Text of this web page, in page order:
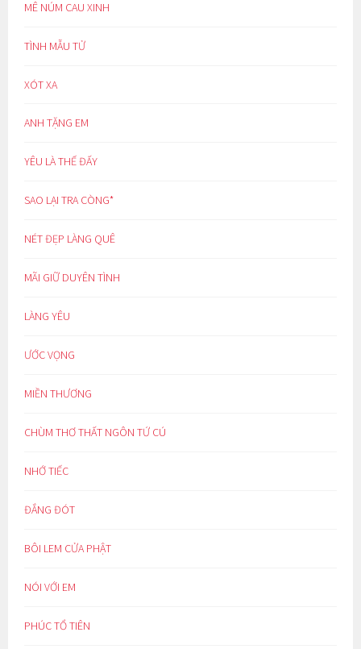
MÊ NÚM CAU XINH
TÌNH MẪU TỬ
XÓT XA
ANH TẶNG EM
YÊU LÀ THẾ ĐẤY
SAO LẠI TRA CÒNG*
NÉT ĐẸP LÀNG QUÊ
MÃI GIỮ DUYÊN TÌNH
LÀNG YÊU
ƯỚC VỌNG
MIỀN THƯƠNG
CHÙM THƠ THẤT NGÔN TỨ CÚ
NHỚ TIẾC
ĐẮNG ĐÓT
BÔI LEM CỬA PHẬT
NÓI VỚI EM
PHÚC TỔ TIÊN